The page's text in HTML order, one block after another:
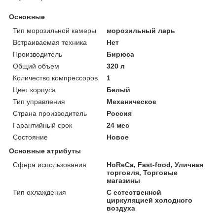
Основные
Тип морозильной камеры
морозильный ларь
Встраиваемая техника
Нет
Производитель
Бирюса
Общий объем
320 л
Количество компрессоров
1
Цвет корпуса
Белый
Тип управления
Механическое
Страна производитель
Россия
Гарантийный срок
24 мес
Состояние
Новое
Основные атрибуты
Сфера использования
HoReCa, Fast-food, Уличная
торговля, Торговые
магазины
Тип охлаждения
С естественной
циркуляцией холодного
воздуха